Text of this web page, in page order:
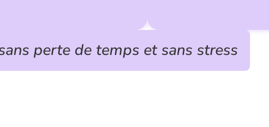
perte de temps et sans stress